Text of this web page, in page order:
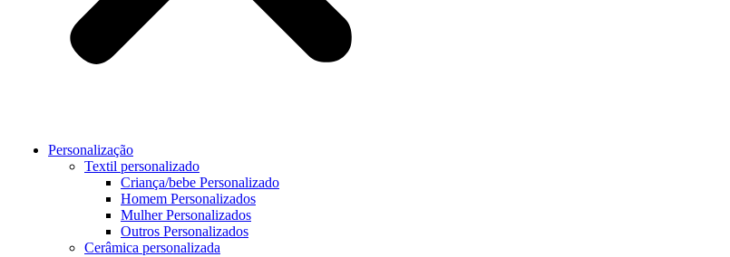
Personalização
Textil personalizado
Criança/bebe Personalizado
Homem Personalizados
Mulher Personalizados
Outros Personalizados
Cerâmica personalizada